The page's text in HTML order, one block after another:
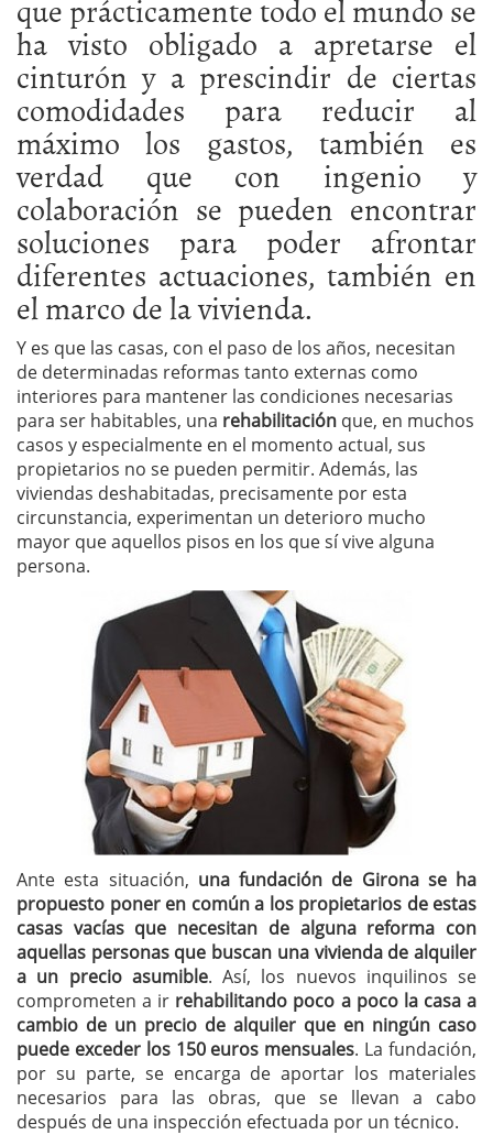
que prácticamente todo el mundo se
ha visto obligado a apretarse el
cinturón y a prescindir de ciertas
comodidades para reducir al
máximo los gastos, también es
verdad que con ingenio y
colaboración se pueden encontrar
soluciones para poder afrontar
diferentes actuaciones, también en
el marco de la vivienda.
Y es que las casas, con el paso de los años, necesitan
de determinadas reformas tanto externas como
interiores para mantener las condiciones necesarias
para ser habitables, una rehabilitación que, en muchos
casos y especialmente en el momento actual, sus
propietarios no se pueden permitir. Además, las
viviendas deshabitadas, precisamente por esta
circunstancia, experimentan un deterioro mucho
mayor que aquellos pisos en los que sí vive alguna
persona.
Ante esta situación, una fundación de Girona se ha
propuesto poner en común a los propietarios de estas
casas vacías que necesitan de alguna reforma con
aquellas personas que buscan una vivienda de alquiler
a un precio asumible. Así, los nuevos inquilinos se
comprometen a ir rehabilitando poco a poco la casa a
cambio de un precio de alquiler que en ningún caso
puede exceder los 150 euros mensuales. La fundación,
por su parte, se encarga de aportar los materiales
necesarios para las obras, que se llevan a cabo
después de una inspección efectuada por un técnico.